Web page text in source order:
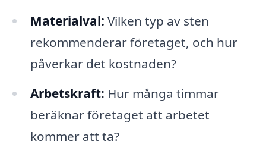
Materialval: Vilken typ av sten
rekommenderar företaget, och hur
påverkar det kostnaden?
Arbetskraft: Hur många timmar
beräknar företaget att arbetet
kommer att ta?